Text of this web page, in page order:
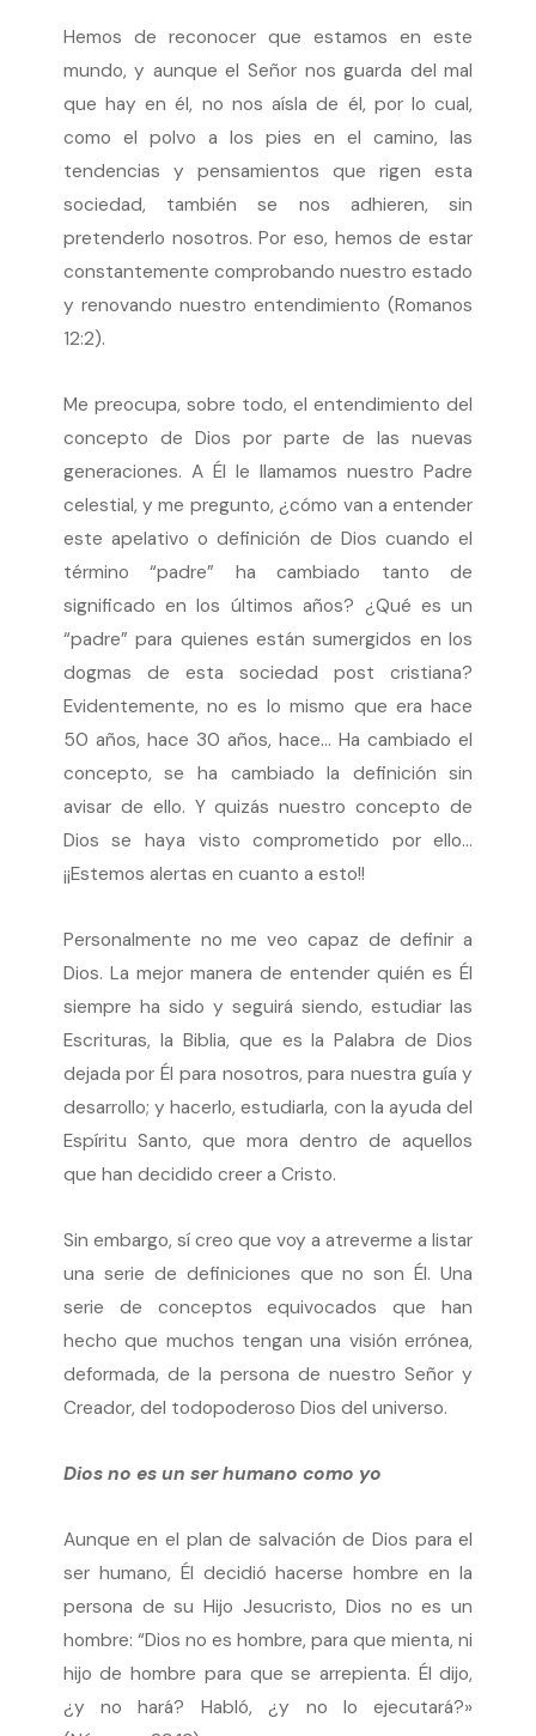
Hemos de reconocer que estamos en este
mundo, y aunque el Señor nos guarda del mal
que hay en él, no nos aísla de él, por lo cual,
como el polvo a los pies en el camino, las
tendencias y pensamientos que rigen esta
sociedad, también se nos adhieren, sin
pretenderlo nosotros. Por eso, hemos de estar
constantemente comprobando nuestro estado
y renovando nuestro entendimiento (Romanos
12:2).
Me preocupa, sobre todo, el entendimiento del
concepto de Dios por parte de las nuevas
generaciones. A Él le llamamos nuestro Padre
celestial, y me pregunto, ¿cómo van a entender
este apelativo o definición de Dios cuando el
término “padre” ha cambiado tanto de
significado en los últimos años? ¿Qué es un
“padre” para quienes están sumergidos en los
dogmas de esta sociedad post cristiana?
Evidentemente, no es lo mismo que era hace
50 años, hace 30 años, hace… Ha cambiado el
concepto, se ha cambiado la definición sin
avisar de ello. Y quizás nuestro concepto de
Dios se haya visto comprometido por ello…
¡¡Estemos alertas en cuanto a esto!!
Personalmente no me veo capaz de definir a
Dios. La mejor manera de entender quién es Él
siempre ha sido y seguirá siendo, estudiar las
Escrituras, la Biblia, que es la Palabra de Dios
dejada por Él para nosotros, para nuestra guía y
desarrollo; y hacerlo, estudiarla, con la ayuda del
Espíritu Santo, que mora dentro de aquellos
que han decidido creer a Cristo.
Sin embargo, sí creo que voy a atreverme a listar
una serie de definiciones que no son Él. Una
serie de conceptos equivocados que han
hecho que muchos tengan una visión errónea,
deformada, de la persona de nuestro Señor y
Creador, del todopoderoso Dios del universo.
Dios no es un ser humano como yo
Aunque en el plan de salvación de Dios para el
ser humano, Él decidió hacerse hombre en la
persona de su Hijo Jesucristo, Dios no es un
hombre: “Dios no es hombre, para que mienta, ni
hijo de hombre para que se arrepienta. Él dijo,
¿y no hará? Habló, ¿y no lo ejecutará?»